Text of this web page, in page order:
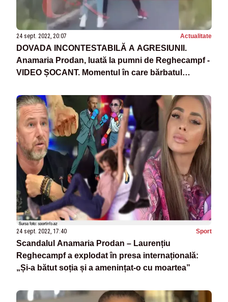
24 sept. 2022, 20:07 Actualitate
DOVADA INCONTESTABILĂ A AGRESIUNII.
Anamaria Prodan, luată la pumni de Reghecampf -
VIDEO ȘOCANT. Momentul în care bărbatul
24 sept. 2022, 17:40 Sport
Scandalul Anamaria Prodan – Laurențiu
Reghecampf a explodat în presa internațională:
„Și-a bătut soția și a amenințat-o cu moartea”